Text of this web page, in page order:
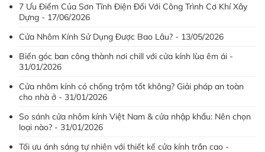
7 Ưu Điểm Của Sơn Tĩnh Điện Đối Với Công Trình Cơ Khí Xây
Dựng - 17/06/2026
Cửa Nhôm Kính Sử Dụng Được Bao Lâu? - 13/05/2026
Biến góc ban công thành nơi chill với cửa kính lùa êm ái -
31/01/2026
Cửa nhôm kính có chống trộm tốt không? Giải pháp an toàn
cho nhà ở - 31/01/2026
So sánh cửa nhôm kính Việt Nam & cửa nhập khẩu: Nên chọn
loại nào? - 31/01/2026
Tối ưu ánh sáng tự nhiên với thiết kế cửa kính trần cao -